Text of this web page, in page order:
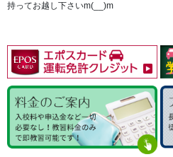
持ってお越し下さいm(__)m